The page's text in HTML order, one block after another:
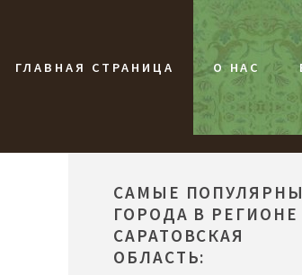
ГЛАВНАЯ СТРАНИЦА О НАС
САМЫЕ
ГОРОДА В РЕГИОНЕ
САРАТОВСКАЯ
ОБЛАСТЬ: